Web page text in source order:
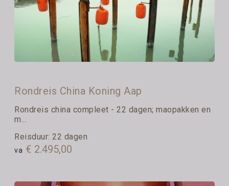
Rondreis China Koning Aap
Rondreis china compleet - 22 dagen; maopakken en
m...
Reisduur: 22 dagen
va € 2.495,00